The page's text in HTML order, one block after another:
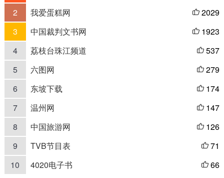
2
我爱蛋糕网  2029
3
中国裁判文书网  1923
4
荔枝台珠江频道  537
5
六图网  279
6
东坡下载  174
7
温州网  147
8
中国旅游网  126
9
TVB节目表  71
10
4020电子书  66